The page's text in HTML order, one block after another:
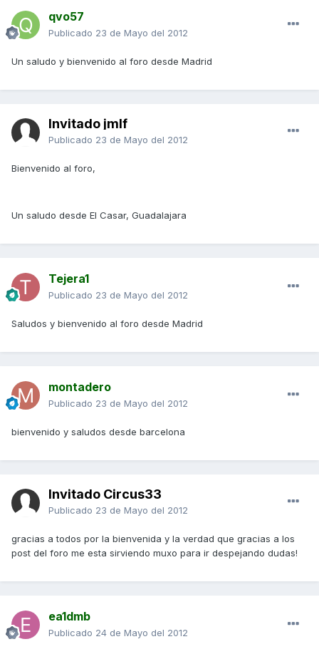
qvo57
Publicado 23 de Mayo del 2012
Un saludo y bienvenido al foro desde Madrid
Invitado jmlf
Publicado 23 de Mayo del 2012
Bienvenido al foro,
Un saludo desde El Casar, Guadalajara
Tejera1
Publicado 23 de Mayo del 2012
Saludos y bienvenido al foro desde Madrid
montadero
Publicado 23 de Mayo del 2012
bienvenido y saludos desde barcelona
Invitado Circus33
Publicado 23 de Mayo del 2012
gracias a todos por la bienvenida y la verdad que gracias a los
post del foro me esta sirviendo muxo para ir despejando dudas!
ea1dmb
Publicado 24 de Mayo del 2012